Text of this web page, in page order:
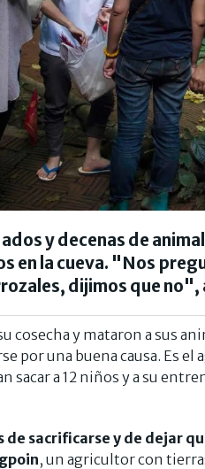
y decenas de
en la cueva. "Nos
dijimos que
cosecha y mataron a sus
por una buena causa. Es el
a 12 niños y a su
sacrificarse y de dejar
, un agricultor con